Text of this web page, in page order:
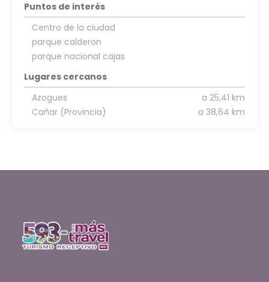
Puntos de interés
Centro de la ciudad
parque calderon
parque nacional cajas
Lugares cercanos
Azogues
a 25,41 km
Cañar (Provincia)
a 38,64 km